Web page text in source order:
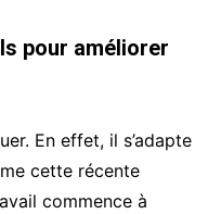
pour améliorer
En effet, il s’adapte
cette récente
commence à